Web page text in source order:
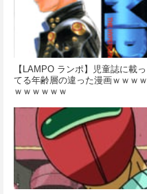
【LAMPO ランポ】児童誌に載っ
てる年齢層の違った漫画ｗｗｗｗ
ｗｗｗｗｗｗ